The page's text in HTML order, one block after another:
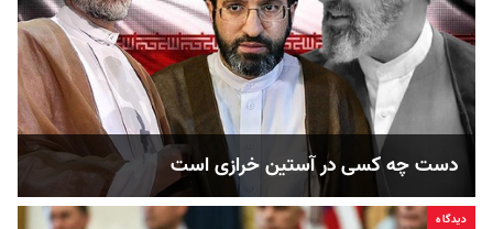
دست چه کسی در آستین خرازی است
دیدگاه